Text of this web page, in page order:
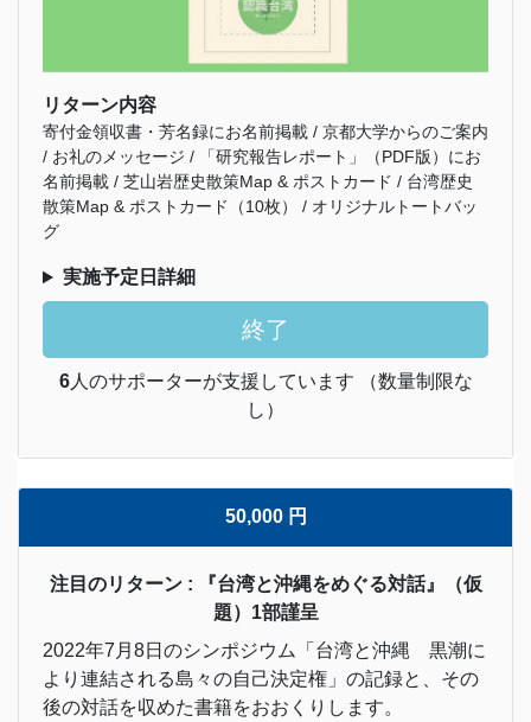
リターン内容
寄付金領収書・芳名録にお名前掲載 / 京都大学からのご案内
/ お礼のメッセージ / 「研究報告レポート」（PDF版）にお
名前掲載 / 芝山岩歴史散策Map & ポストカード / 台湾歴史
散策Map & ポストカード（10枚） / オリジナルトートバッ
グ
実施予定日詳細
終了
6人のサポーターが支援しています （数量制限な
し）
50,000 円
注目のリターン : 『台湾と沖縄をめぐる対話』（仮
題）1部謹呈
2022年7月8日のシンポジウム「台湾と沖縄 黒潮に
より連結される島々の自己決定権」の記録と、その
後の対話を収めた書籍をおおくりします。